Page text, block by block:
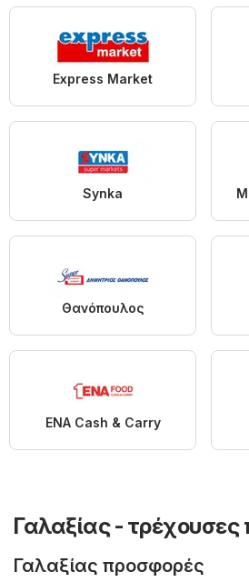
Express Market
Synka
Θανόπουλος
ENA Cash & Carry
Γαλαξίας -
Γαλαξίας προσφορές